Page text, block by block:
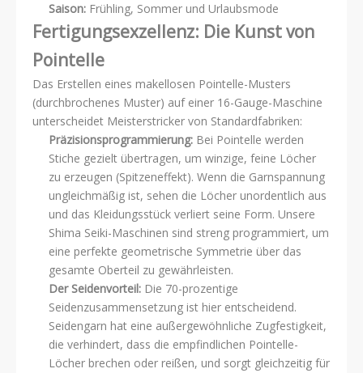
Saison: Frühling, Sommer und Urlaubsmode
Fertigungsexzellenz: Die Kunst von
Pointelle
Das Erstellen eines makellosen Pointelle-Musters
(durchbrochenes Muster) auf einer 16-Gauge-Maschine
unterscheidet Meisterstricker von Standardfabriken:
Präzisionsprogrammierung: Bei Pointelle werden
Stiche gezielt übertragen, um winzige, feine Löcher
zu erzeugen (Spitzeneffekt). Wenn die Garnspannung
ungleichmäßig ist, sehen die Löcher unordentlich aus
und das Kleidungsstück verliert seine Form. Unsere
Shima Seiki-Maschinen sind streng programmiert, um
eine perfekte geometrische Symmetrie über das
gesamte Oberteil zu gewährleisten.
Der Seidenvorteil: Die 70-prozentige
Seidenzusammensetzung ist hier entscheidend.
Seidengarn hat eine außergewöhnliche Zugfestigkeit,
die verhindert, dass die empfindlichen Pointelle-
Löcher brechen oder reißen, und sorgt gleichzeitig für